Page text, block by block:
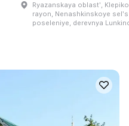
Ryazanskaya oblastʹ,
rayon, Nenashkinskoye
poseleniye, derevnya